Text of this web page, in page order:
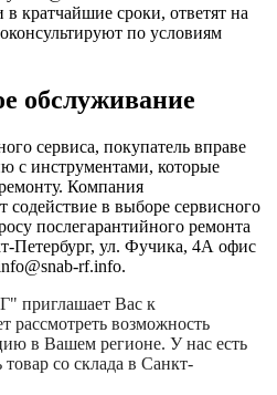
кратчайшие сроки, ответят на
по условиям
обслуживание
сервиса, покупатель вправе
с инструментами, которые
Компания
в выборе сервисного
послегарантийного ремонта
Петербург, ул. Фучика, 4А офис
rf.info.
приглашает Вас к
рассмотреть возможность
в Вашем регионе. У нас есть
со склада в Санкт-